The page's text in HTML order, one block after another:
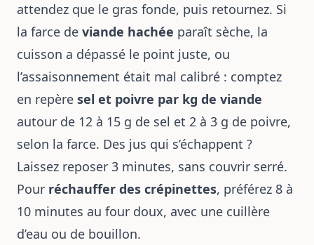
attendez que le gras fonde, puis retournez. Si
la farce de viande hachée paraît sèche, la
cuisson a dépassé le point juste, ou
l’assaisonnement était mal calibré : comptez
en repère sel et poivre par kg de viande
autour de 12 à 15 g de sel et 2 à 3 g de poivre,
selon la farce. Des jus qui s’échappent ?
Laissez reposer 3 minutes, sans couvrir serré.
Pour réchauffer des crépinettes, préférez 8 à
10 minutes au four doux, avec une cuillère
d’eau ou de bouillon.